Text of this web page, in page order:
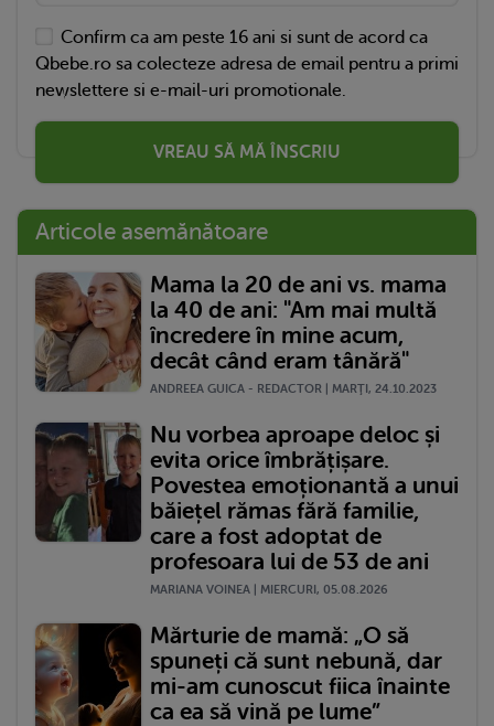
Confirm ca am peste 16 ani si sunt de acord ca
Qbebe.ro sa colecteze adresa de email pentru a primi
newslettere si e-mail-uri promotionale.
VREAU SĂ MĂ ÎNSCRIU
Articole asemănătoare
Mama la 20 de ani vs. mama
la 40 de ani: "Am mai multă
încredere în mine acum,
decât când eram tânără"
ANDREEA GUICA - REDACTOR | MARŢI, 24.10.2023
Nu vorbea aproape deloc și
evita orice îmbrățișare.
Povestea emoționantă a unui
băiețel rămas fără familie,
care a fost adoptat de
profesoara lui de 53 de ani
MARIANA VOINEA | MIERCURI, 05.08.2026
Mărturie de mamă: „O să
spuneți că sunt nebună, dar
mi-am cunoscut fiica înainte
ca ea să vină pe lume”